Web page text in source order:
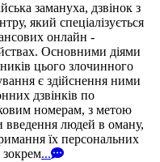
замануха, дзвінок з
який спеціалізується
онлайн -
Основними діями
цього злочинного
є здійснення ними
дзвінків по
номерам, з метою
введення людей в оману,
їх персональних
...